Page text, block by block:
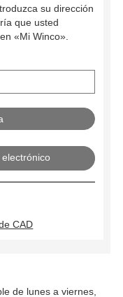
su dirección
que usted
«Mi Winco».
CAD
de lunes a viernes,